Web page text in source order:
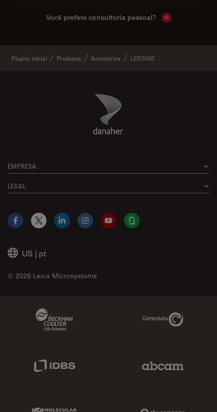
Você prefere consultoria pessoal? Show local
Página inicial Produtos Acessórios LED1000
Danaher Logo
EMPRESA
LEGAL
US | pt
© 2026 Leica Microsystems
Facebook
X LinkedInInstagramYouTubeGlassdoor
Genedata Link
Molecular Devices Link